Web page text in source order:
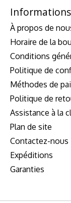
Informations
À propos de
Horaire de la
Conditions
Politique de
Méthodes de
Politique de
Assistance à la
Plan de site
Contactez-nous
Expéditions
Garanties